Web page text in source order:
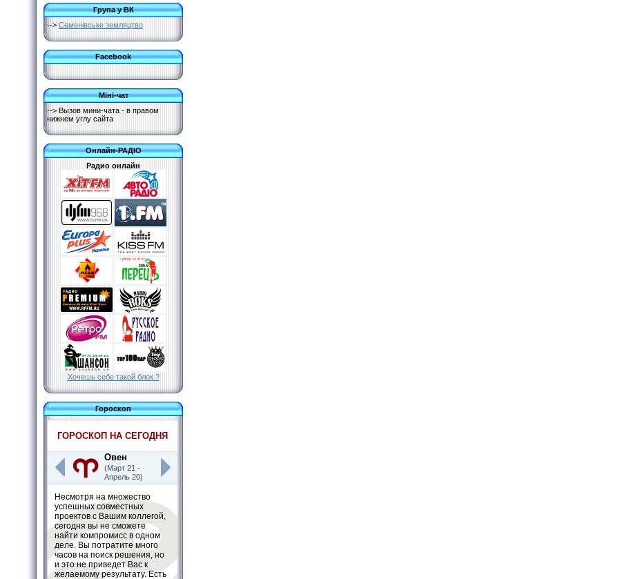
Група у ВК
--> Семенівське земляцтво
Facebook
Міні-чат
--> Вызов мини-чата - в правом
нижнем углу сайта
Онлайн-РАДІО
Радио онлайн
Хочешь себе такой блок ?
Гороскоп
ГОРОСКОП НА СЕГОДНЯ
Овен
(Март 21 -
Апрель 20)
Несмотря на множество
успешных совместных
проектов с Вашим коллегой,
сегодня вы не сможете
найти компромисс в одном
деле. Вы потратите много
часов на поиск решения, но
и это не приведет Вас к
желаемому результату. Есть